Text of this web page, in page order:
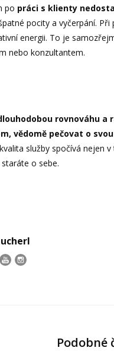
po práci s klienty
pocity a vyčerpání.
energii. To je
nebo konzultantem.
rovnováhu
vědomě pečovat o
služby spočívá nejen
o sebe.
Podobné